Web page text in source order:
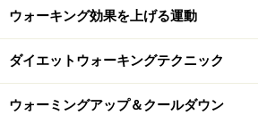
ウォーキング効果を上げる運動
ダイエットウォーキングテクニック
ウォーミングアップ＆クールダウン